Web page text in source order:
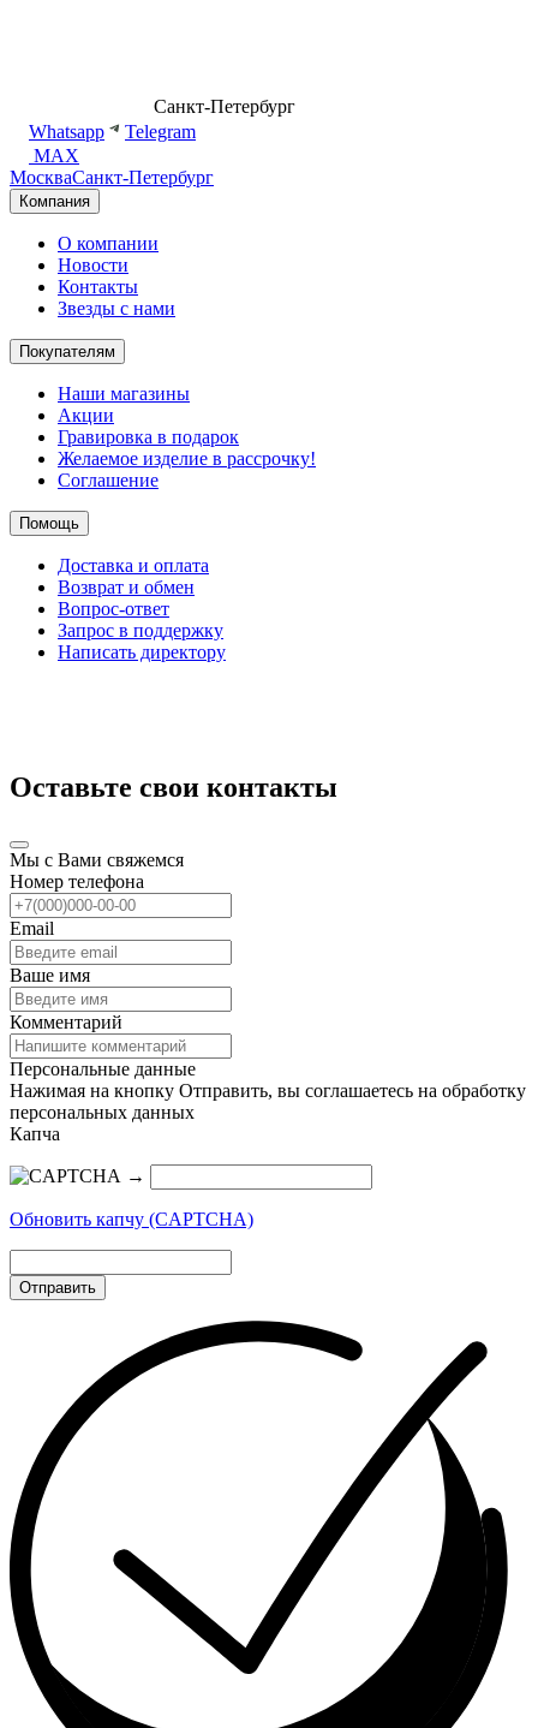
Санкт-Петербург
Whatsapp
Telegram
MAX
МоскваСанкт-Петербург
Компания
О компании
Новости
Контакты
Звезды с нами
Покупателям
Наши магазины
Акции
Гравировка в подарок
Желаемое изделие в рассрочку!
Соглашение
Помощь
Доставка и оплата
Возврат и обмен
Вопрос-ответ
Запрос в поддержку
Написать директору
Оставьте свои контакты
Мы с Вами свяжемся
Номер телефона
Email
Ваше имя
Комментарий
Персональные данные
Нажимая на кнопку Отправить, вы соглашаетесь на обработку
персональных данных
Капча
→
Обновить капчу (CAPTCHA)
Отправить